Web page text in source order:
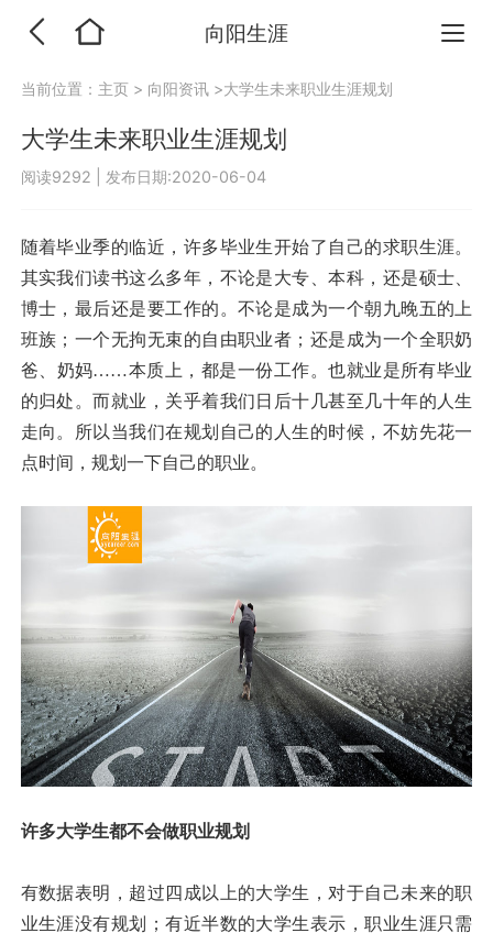
向阳生涯
当前位置： 主页 > 向阳资讯 >大学生未来职业生涯规划
大学生未来职业生涯规划
阅读9292 发布日期:2020-06-04
随着毕业季的临近，许多毕业生开始了自己的求职生涯。
其实我们读书这么多年，不论是大专、本科，还是硕士、
博士，最后还是要工作的。不论是成为一个朝九晚五的上
班族；一个无拘无束的自由职业者；还是成为一个全职奶
爸、奶妈……本质上，都是一份工作。也就业是所有毕业
的归处。而就业，关乎着我们日后十几甚至几十年的人生
走向。所以当我们在规划自己的人生的时候，不妨先花一
点时间，规划一下自己的职业。
许多大学生都不会做职业规划
有数据表明，超过四成以上的大学生，对于自己未来的职
业生涯没有规划；有近半数的大学生表示，职业生涯只需